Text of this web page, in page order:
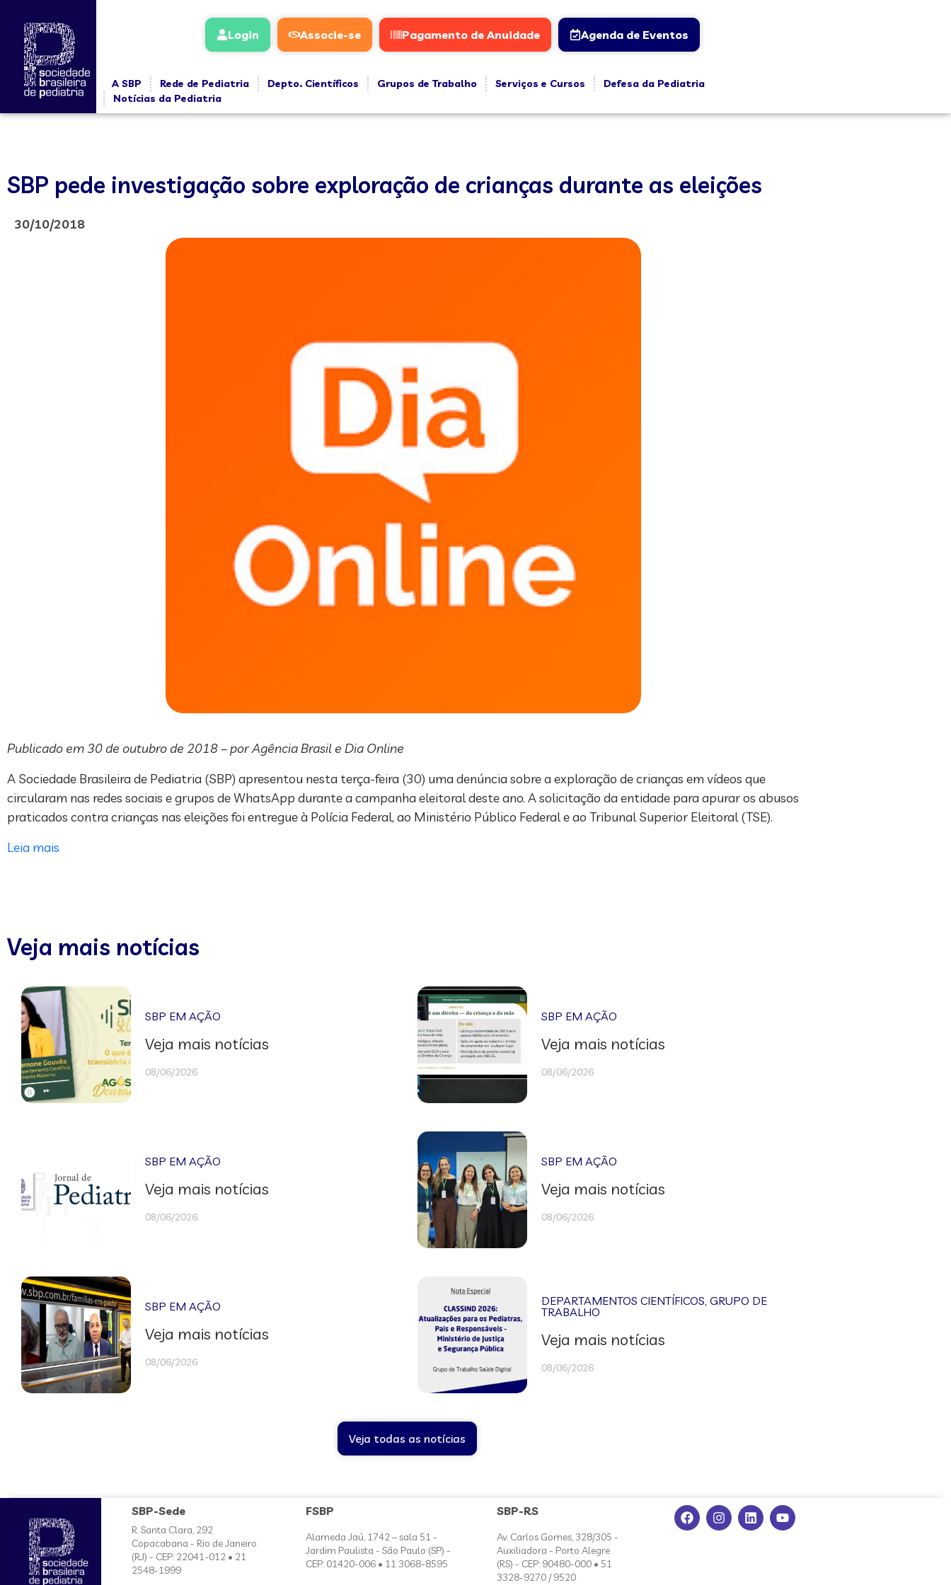
Login Associe-se Pagamento de Anuidade Agenda de Eventos
A SBP Rede de Pediatria Depto. Científicos Grupos de Trabalho Serviços e Cursos
Defesa da Pediatria
Notícias da Pediatria
SBP pede investigação sobre exploração de crianças durante as eleições
30/10/2018
Publicado em 30 de outubro de 2018 – por Agência Brasil e Dia Online
A Sociedade Brasileira de Pediatria (SBP) apresentou nesta terça-feira (30) uma denúncia sobre a exploração de crianças em vídeos que
circularam nas redes sociais e grupos de WhatsApp durante a campanha eleitoral deste ano. A solicitação da entidade para apurar os abusos
praticados contra crianças nas eleições foi entregue à Polícia Federal, ao Ministério Público Federal e ao Tribunal Superior Eleitoral (TSE).
Leia mais
Veja mais notícias
SBP EM AÇÃO
Veja mais notícias
08/06/2026
SBP EM AÇÃO
Veja mais notícias
08/06/2026
SBP EM AÇÃO
Veja mais notícias
08/06/2026
SBP EM AÇÃO
Veja mais notícias
08/06/2026
SBP EM AÇÃO
Veja mais notícias
08/06/2026
DEPARTAMENTOS CIENTÍFICOS,GRUPO DE
TRABALHO
Veja mais notícias
08/06/2026
Veja todas as notícias
SBP-Sede
R. Santa Clara, 292
Copacabana - Rio de Janeiro
(RJ) - CEP: 22041-012 • 21
2548-1999
FSBP
Alameda Jaú, 1742 – sala 51 -
Jardim Paulista - São Paulo (SP) -
CEP: 01420-006 • 11 3068-8595
SBP-RS
Av. Carlos Gomes, 328/305 -
Auxiliadora - Porto Alegre
(RS) - CEP: 90480-000 • 51
3328-9270 / 9520